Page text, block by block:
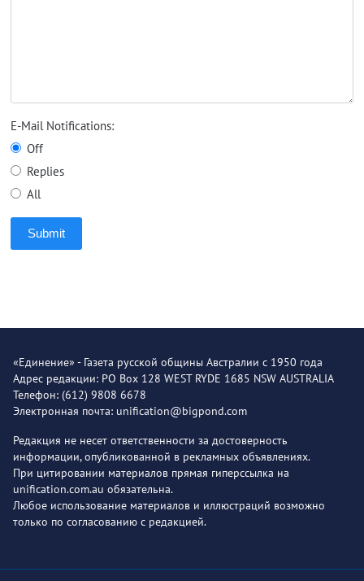
E-Mail Notifications:
Off
Replies
All
Submit
«Единение» - Газета русской общины Австралии с 1950 года
Адрес редакции: PO Box 128 WEST RYDE 1685 NSW AUSTRALIA
Телефон: (612) 9808 6678
Электронная почта: unification@bigpond.com
Редакция не несет ответственности за достоверность
информации, опубликованной в рекламных объявлениях.
При цитировании материалов прямая гиперссылка на
unification.com.au обязательна.
Любое использование материалов и иллюстраций возможно
только по согласованию с редакцией.